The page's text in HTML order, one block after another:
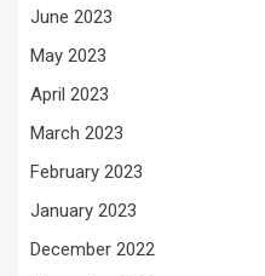
June 2023
May 2023
April 2023
March 2023
February 2023
January 2023
December 2022